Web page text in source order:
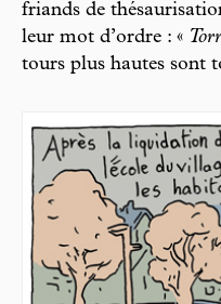
friands de
leur mot d’ordre : «
tours plus hautes sont